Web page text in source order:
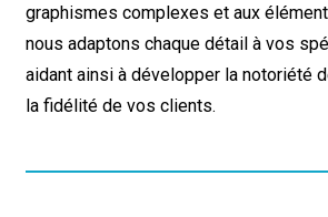
graphismes complexes et aux
nous adaptons chaque détail à vos
aidant ainsi à développer la notoriété
la fidélité de vos clients.